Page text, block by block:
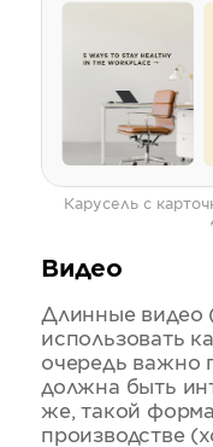
Карусель с
Видео
Длинные видео
использовать
очередь важно
должна быть
же, такой
производстве